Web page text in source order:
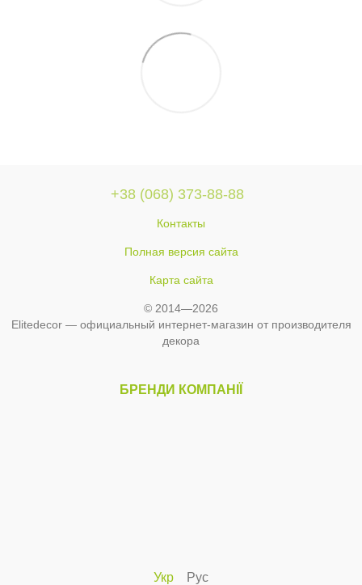
+38 (068) 373-88-88
Контакты
Полная версия сайта
Карта сайта
© 2014—2026
Elitedecor — официальный интернет-магазин от производителя
декора
БРЕНДИ КОМПАНІЇ
Укр Рус